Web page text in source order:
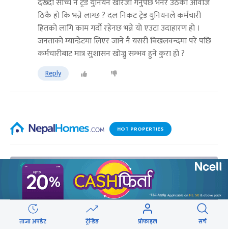
ठिकै हाे कि भन्ने लाग्छ ? दल निकट ट्रेड युनियनले कर्मचारी
हितकाे लागि काम गर्दाे रहेनछ भन्ने याे एउटा उदाहारण हाे ।
जनताकाे म्यान्डेटमा लिएर जाने नै यसरी बिखलवन्दमा परे पछि
कर्मचारीबाट मात्र सुशासन खाेज्नु सम्भव हुने कुरा हाे ?
Reply
HOT PROPERTIES
ताजा अपडेट ट्रेन्डिङ प्रोफाइल सर्च